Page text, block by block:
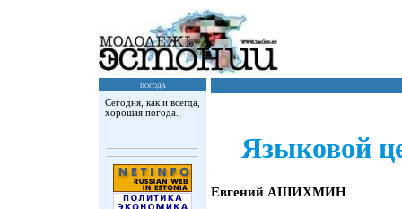
погода
Сегодня, как и всегда,
хорошая погода.
Языковой
Евгений АШИХМИН